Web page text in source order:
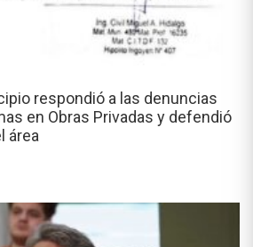
respondió a las denuncias
en Obras Privadas y defendió
área